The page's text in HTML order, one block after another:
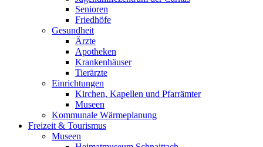
Senioren
Friedhöfe
Gesundheit
Ärzte
Apotheken
Krankenhäuser
Tierärzte
Einrichtungen
Kirchen, Kapellen und Pfarrämter
Museen
Kommunale Wärmeplanung
Freizeit & Tourismus
Museen